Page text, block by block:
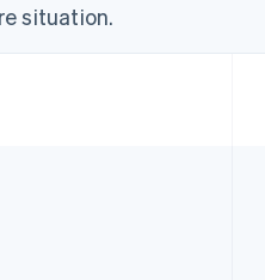
situation.